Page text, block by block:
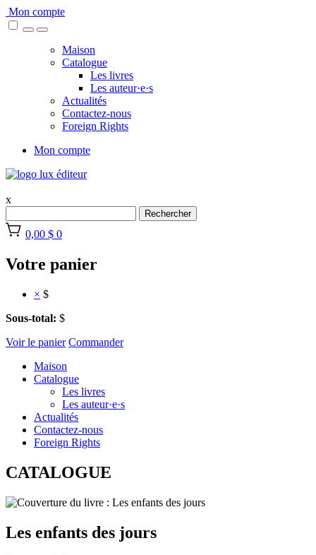
Skip
to
Mon compte
Maison
Catalogue
Les livres
Les auteur·e·s
Actualités
Contactez-nous
Foreign Rights
Mon compte
x
Rechercher
0,00 $ 0
Votre panier
× $
Sous-total: $
Voir le panier Commander
Maison
Catalogue
Les livres
Les auteur·e·s
Actualités
Contactez-nous
Foreign Rights
CATALOGUE
Les enfants des jours